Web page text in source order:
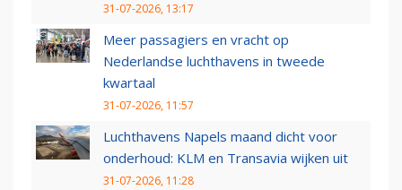
31-07-2026, 13:17
Meer passagiers en vracht op
Nederlandse luchthavens in tweede
kwartaal
31-07-2026, 11:57
Luchthavens Napels maand dicht voor
onderhoud: KLM en Transavia wijken uit
31-07-2026, 11:28